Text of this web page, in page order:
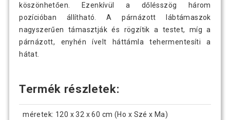
köszönhetően. Ezenkívül a dőlésszög három
pozícióban állítható. A párnázott lábtámaszok
nagyszerűen támasztják és rögzítik a testet, míg a
párnázott, enyhén ívelt háttámla tehermentesíti a
hátat.
Termék részletek:
méretek: 120 x 32 x 60 cm (Ho x Szé x Ma)